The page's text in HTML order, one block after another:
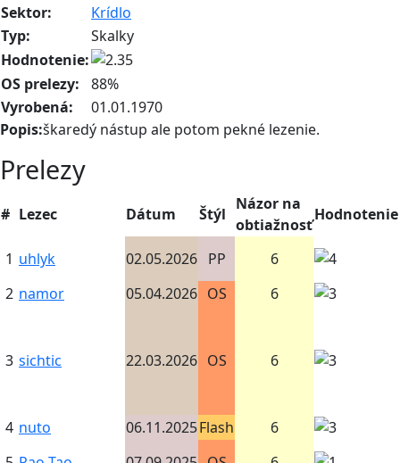
Sektor:
Krídlo
Typ:
Skalky
Hodnotenie:
OS prelezy:
88%
Vyrobená:
01.01.1970
Popis:škaredý nástup ale potom pekné lezenie.
Prelezy
# Lezec Dátum Štýl
Názor na
obtiažnosť
Hodnotenie
1 uhlyk 02.05.2026 PP
6
2 namor 05.04.2026 OS 6
3 sichtic 22.03.2026 OS 6
4 nuto 06.11.2025Flash
6